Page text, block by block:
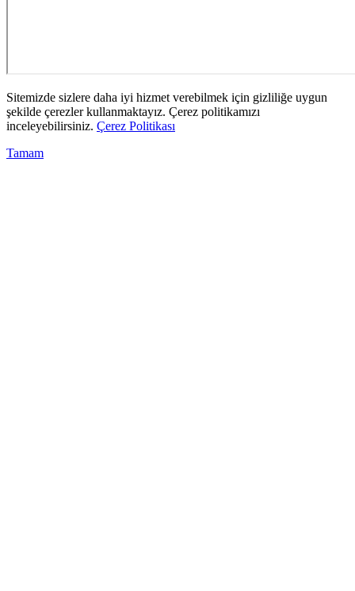
Sitemizde sizlere daha iyi hizmet verebilmek için gizliliğe uygun
şekilde çerezler kullanmaktayız. Çerez politikamızı
inceleyebilirsiniz. Çerez Politikası
Tamam